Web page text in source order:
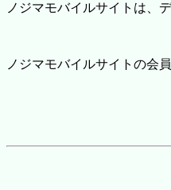
ノジマモバイルサイトは、
ノジマモバイルサイトの会